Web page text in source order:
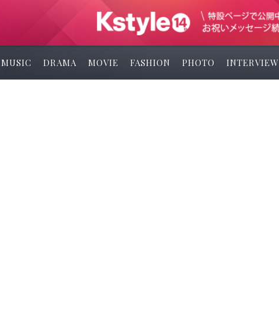
MUSIC DRAMA MOVIE FASHION PHOTO INTERVIEW